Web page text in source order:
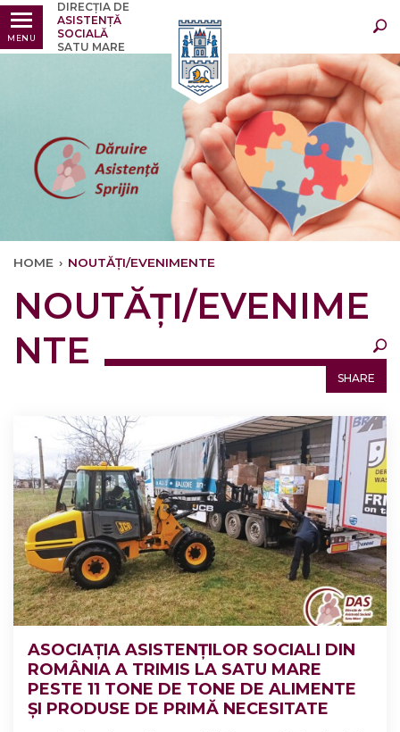
MENU
DIRECȚIA DE
ASISTENȚĂ
SOCIALĂ
SATU MARE
Ultimele
HOME › NOUTĂȚI/EVENIMENTE
Ultimele Oricând
NOUTĂȚI/EVENIME
NTE
SHARE
ASOCIAȚIA ASISTENȚILOR SOCIALI DIN
ROMÂNIA A TRIMIS LA SATU MARE
PESTE 11 TONE DE TONE DE ALIMENTE
ȘI PRODUSE DE PRIMĂ NECESITATE